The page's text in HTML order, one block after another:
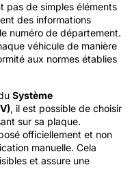
pas de simples éléments
des informations
numéro de département.
véhicule de manière
aux normes établies
Système
, il est possible de choisir
sur sa plaque.
officiellement et non
manuelle. Cela
et assure une